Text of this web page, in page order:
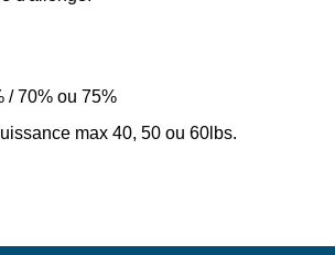
/ 70% ou 75%
max 40, 50 ou 60lbs.